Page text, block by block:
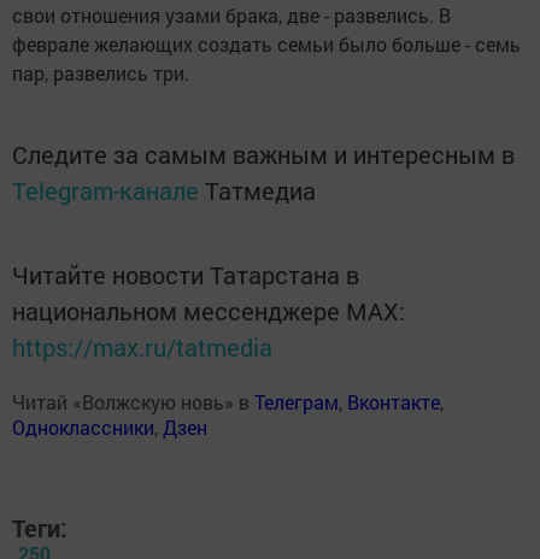
свои отношения узами брака, две - развелись. В
феврале желающих создать семьи было больше - семь
пар, развелись три.
Следите за самым важным и интересным в
Telegram-канале Татмедиа
Читайте новости Татарстана в
национальном мессенджере MАХ:
https://max.ru/tatmedia
Читай «Волжскую новь» в Телеграм, Вконтакте,
Одноклассники, Дзен
Теги:
250